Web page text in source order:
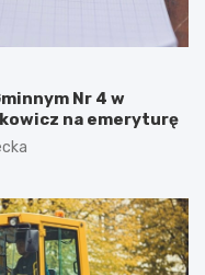
Nr 4 w
na emeryturę